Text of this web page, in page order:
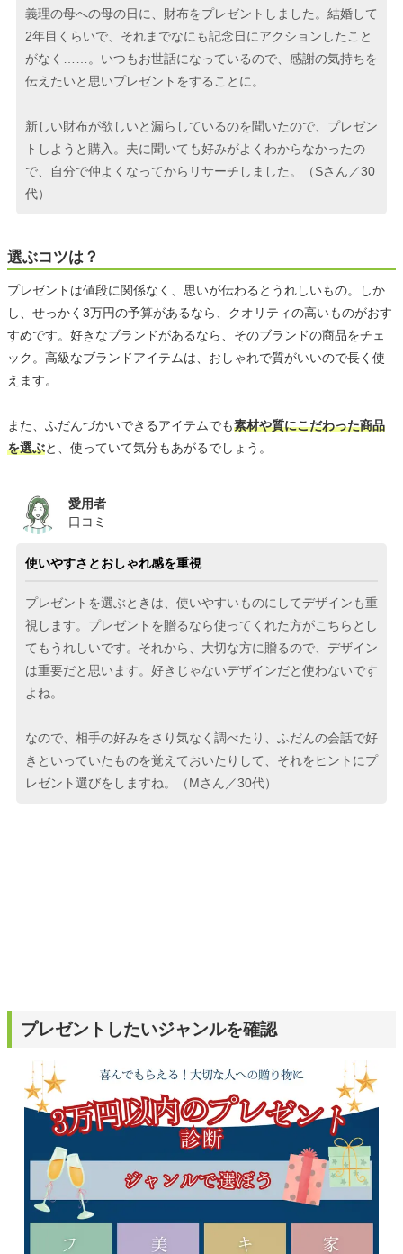
義理の母への母の日に、財布をプレゼントしました。結婚して
2年目くらいで、それまでなにも記念日にアクションしたこと
がなく……。いつもお世話になっているので、感謝の気持ちを
伝えたいと思いプレゼントをすることに。
新しい財布が欲しいと漏らしているのを聞いたので、プレゼン
トしようと購入。夫に聞いても好みがよくわからなかったの
で、自分で仲よくなってからリサーチしました。（Sさん／30
代）
選ぶコツは？
プレゼントは値段に関係なく、思いが伝わるとうれしいもの。しか
し、せっかく3万円の予算があるなら、クオリティの高いものがおす
すめです。好きなブランドがあるなら、そのブランドの商品をチェ
ック。高級なブランドアイテムは、おしゃれで質がいいので長く使
えます。
また、ふだんづかいできるアイテムでも素材や質にこだわった商品
を選ぶと、使っていて気分もあがるでしょう。
愛用者
口コミ
使いやすさとおしゃれ感を重視
プレゼントを選ぶときは、使いやすいものにしてデザインも重
視します。プレゼントを贈るなら使ってくれた方がこちらとし
てもうれしいです。それから、大切な方に贈るので、デザイン
は重要だと思います。好きじゃないデザインだと使わないです
よね。
なので、相手の好みをさり気なく調べたり、ふだんの会話で好
きといっていたものを覚えておいたりして、それをヒントにプ
レゼント選びをしますね。（Mさん／30代）
プレゼントしたいジャンルを確認